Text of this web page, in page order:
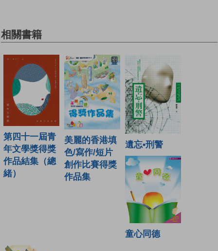
相關書籍
第四十一屆青
年文學獎得獎
作品結集（總
緒）
美麗的香港填
色/寫作/短片
創作比賽得獎
作品集
遺忘•刑警
童心同德